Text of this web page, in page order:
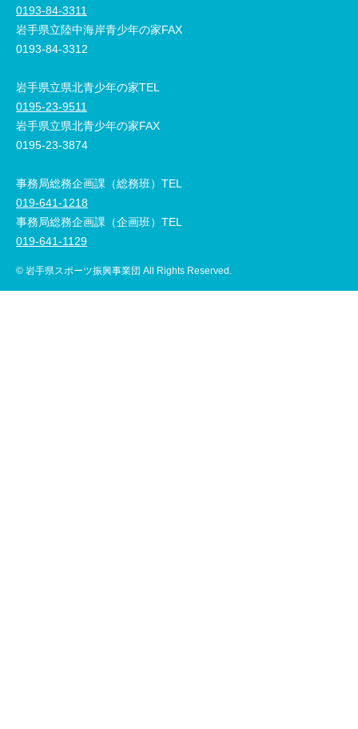
0193-84-3311
岩手県立陸中海岸青少年の家FAX
0193-84-3312
岩手県立県北青少年の家TEL
0195-23-9511
岩手県立県北青少年の家FAX
0195-23-3874
事務局総務企画課（総務班）TEL
019-641-1218
事務局総務企画課（企画班）TEL
019-641-1129
© 岩手県スポーツ振興事業団 All Rights Reserved.